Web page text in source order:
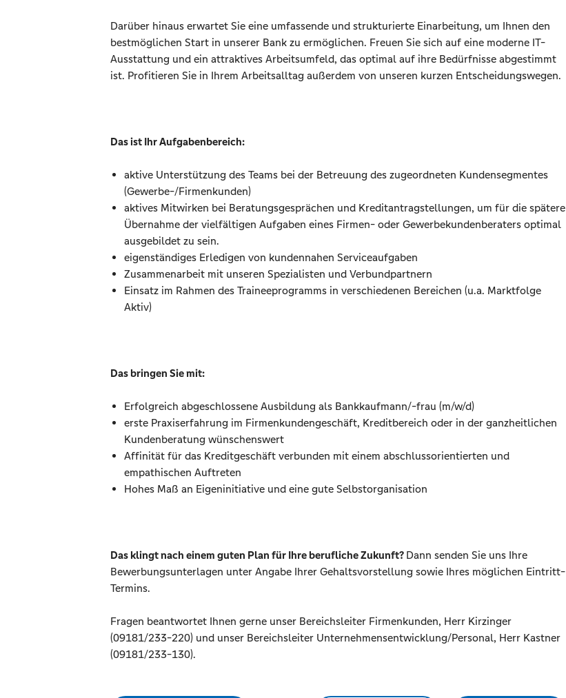
Darüber hinaus erwartet Sie eine umfassende und strukturierte Einarbeitung, um Ihnen den
bestmöglichen Start in unserer Bank zu ermöglichen. Freuen Sie sich auf eine moderne IT-
Ausstattung und ein attraktives Arbeitsumfeld, das optimal auf ihre Bedürfnisse abgestimmt
ist. Profitieren Sie in Ihrem Arbeitsalltag außerdem von unseren kurzen Entscheidungswegen.
Das ist Ihr Aufgabenbereich:
aktive Unterstützung des Teams bei der Betreuung des zugeordneten Kundensegmentes
(Gewerbe-/Firmenkunden)
aktives Mitwirken bei Beratungsgesprächen und Kreditantragstellungen, um für die spätere
Übernahme der vielfältigen Aufgaben eines Firmen- oder Gewerbekundenberaters optimal
ausgebildet zu sein.
eigenständiges Erledigen von kundennahen Serviceaufgaben
Zusammenarbeit mit unseren Spezialisten und Verbundpartnern
Einsatz im Rahmen des Traineeprogramms in verschiedenen Bereichen (u.a. Marktfolge
Aktiv)
Das bringen Sie mit:
Erfolgreich abgeschlossene Ausbildung als Bankkaufmann/-frau (m/w/d)
erste Praxiserfahrung im Firmenkundengeschäft, Kreditbereich oder in der ganzheitlichen
Kundenberatung wünschenswert
Affinität für das Kreditgeschäft verbunden mit einem abschlussorientierten und
empathischen Auftreten
Hohes Maß an Eigeninitiative und eine gute Selbstorganisation
Das klingt nach einem guten Plan für Ihre berufliche Zukunft? Dann senden Sie uns Ihre
Bewerbungsunterlagen unter Angabe Ihrer Gehaltsvorstellung sowie Ihres möglichen Eintritt-
Termins.
Fragen beantwortet Ihnen gerne unser Bereichsleiter Firmenkunden, Herr Kirzinger
(09181/233-220) und unser Bereichsleiter Unternehmensentwicklung/Personal, Herr Kastner
(09181/233-130).